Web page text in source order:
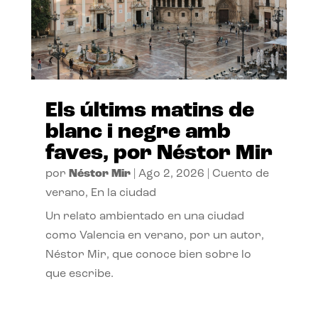
Els últims matins de
blanc i negre amb
faves, por Néstor Mir
por Néstor Mir| Ago 2, 2026
Cuento de
verano, En la ciudad
Un relato ambientado en una ciudad
como Valencia en verano, por un autor,
Néstor Mir, que conoce bien sobre lo
que escribe.